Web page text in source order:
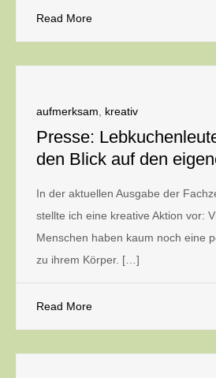
Read More
aufmerksam kreativ
Presse:
den Blick auf den
In der aktuellen Ausgabe der
stellte ich eine kreative Aktion vor:
Menschen haben kaum noch eine
zu ihrem Körper. […]
Read More